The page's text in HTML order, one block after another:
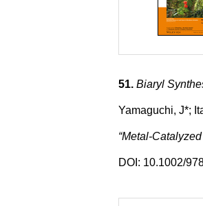
51. Biaryl
Yamaguchi, J*;
“Metal-
DOI: 10.1002/